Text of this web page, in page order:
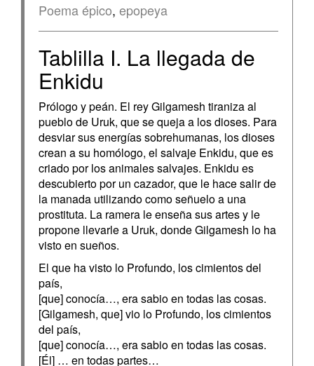
Poema épico, epopeya
Tablilla I. La llegada de
Enkidu
Prólogo y peán. El rey Gilgamesh tiraniza al
pueblo de Uruk, que se queja a los dioses. Para
desviar sus energías sobrehumanas, los dioses
crean a su homólogo, el salvaje Enkidu, que es
criado por los animales salvajes. Enkidu es
descubierto por un cazador, que le hace salir de
la manada utilizando como señuelo a una
prostituta. La ramera le enseña sus artes y le
propone llevarle a Uruk, donde Gilgamesh lo ha
visto en sueños.
El que ha visto lo Profundo, los cimientos del
país,
[que] conocía…, era sabio en todas las cosas.
[Gilgamesh, que] vio lo Profundo, los cimientos
del país,
[que] conocía…, era sabio en todas las cosas.
[Él] … en todas partes…